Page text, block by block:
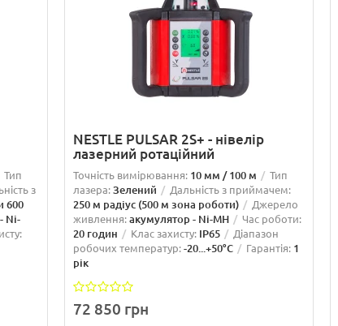
Тип
з
600
Ni-
NESTLE PULSAR 2S+ - нівелір
лазерний ротаційний
Точність вимірювання: 10 мм / 100 м
Тип
лазера:Зелений Дальність з приймачем:
250 м радіус (500 м зона роботи)
Джерело
живлення:акумулятор - Ni-MH Час роботи:
20 годин Клас захисту: IP65
Діапазон
робочих температур:-20...+50°C Гарантія: 1
рік
72 850 грн